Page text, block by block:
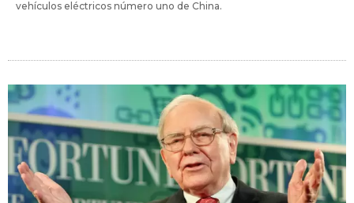
vehículos eléctricos número uno de China.